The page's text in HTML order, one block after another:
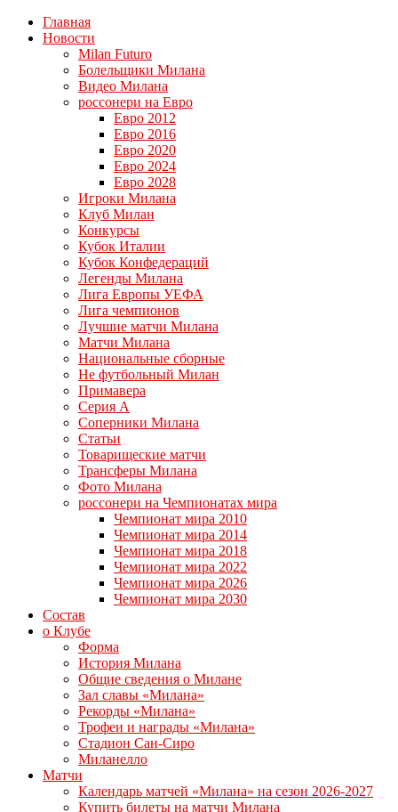
Главная
Новости
Milan Futuro
Болельщики Милана
Видео Милана
россонери на Евро
Евро 2012
Евро 2016
Евро 2020
Евро 2024
Евро 2028
Игроки Милана
Клуб Милан
Конкурсы
Кубок Италии
Кубок Конфедераций
Легенды Милана
Лига Европы УЕФА
Лига чемпионов
Лучшие матчи Милана
Матчи Милана
Национальные сборные
Не футбольный Милан
Примавера
Серия А
Соперники Милана
Статьи
Товарищеские матчи
Трансферы Милана
Фото Милана
россонери на Чемпионатах мира
Чемпионат мира 2010
Чемпионат мира 2014
Чемпионат мира 2018
Чемпионат мира 2022
Чемпионат мира 2026
Чемпионат мира 2030
Состав
о Клубе
Форма
История Милана
Общие сведения о Милане
Зал славы «Милана»
Рекорды «Милана»
Трофеи и награды «Милана»
Стадион Сан-Сиро
Миланелло
Матчи
Календарь матчей «Милана» на сезон 2026-2027
Купить билеты на матчи Милана